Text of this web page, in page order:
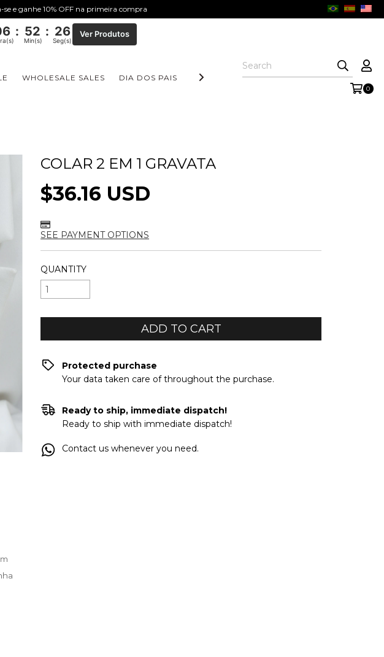
se e ganhe 10% OFF na primeira compra
: 52 : 25
Min(s) Seg(s)
Ver Produtos
WHOLESALE SALES DIA DOS PAIS COLEÇÃO AURORA FORM COLLECTION
0
COLAR 2 EM 1 GRAVATA
$36.16 USD
SEE PAYMENT OPTIONS
QUANTITY
Protected purchase
Your data taken care of throughout the purchase.
Ready to ship, immediate dispatch!
Ready to ship with immediate dispatch!
Contact us whenever you need.